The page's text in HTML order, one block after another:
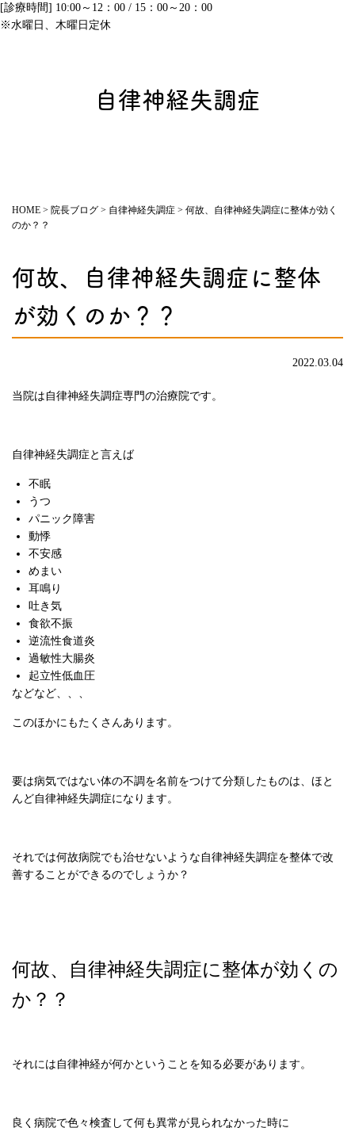
[診療時間] 10:00～12：00 / 15：00～20：00
※水曜日、木曜日定休
自律神経失調症
HOME > 院長ブログ > 自律神経失調症 > 何故、自律神経失調症に整体が効く
のか？？
何故、自律神経失調症に整体
が効くのか？？
2022.03.04
当院は自律神経失調症専門の治療院です。
自律神経失調症と言えば
不眠
うつ
パニック障害
動悸
不安感
めまい
耳鳴り
吐き気
食欲不振
逆流性食道炎
過敏性大腸炎
起立性低血圧
などなど、、、
このほかにもたくさんあります。
要は病気ではない体の不調を名前をつけて分類したものは、ほと
んど自律神経失調症になります。
それでは何故病院でも治せないような自律神経失調症を整体で改
善することができるのでしょうか？
何故、自律神経失調症に整体が効くの
か？？
それには自律神経が何かということを知る必要があります。
良く病院で色々検査して何も異常が見られなかった時に